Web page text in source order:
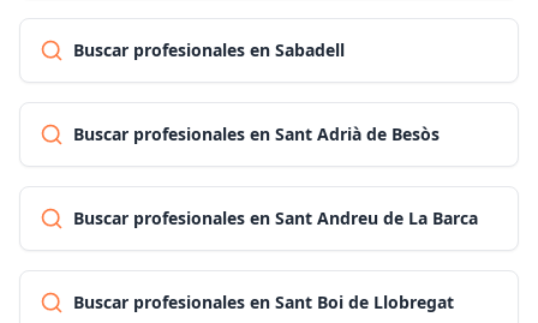
Buscar profesionales en Sabadell
Buscar profesionales en Sant Adrià de Besòs
Buscar profesionales en Sant Andreu de La Barca
Buscar profesionales en Sant Boi de Llobregat